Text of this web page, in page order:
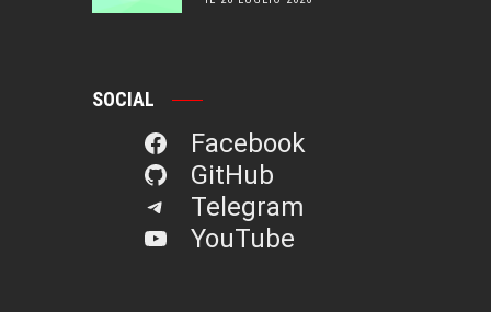
SOCIAL
Facebook
GitHub
Telegram
YouTube